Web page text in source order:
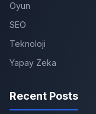
Oyun
SEO
Teknoloji
Yapay Zeka
Recent Posts